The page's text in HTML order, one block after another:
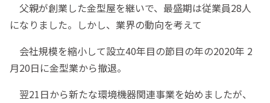
父親が創業した金型屋を継いで、最盛期は従業員28人
になりました。しかし、業界の動向を考えて
会社規模を縮小して設立40年目の節目の年の2020年 2
月20日に金型業から撤退。
翌21日から新たな環境機器関連事業を始めましたが、